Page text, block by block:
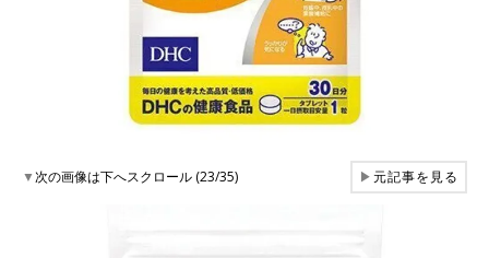
▼次の画像は下へスクロール (23/35) ▶元記事を見る